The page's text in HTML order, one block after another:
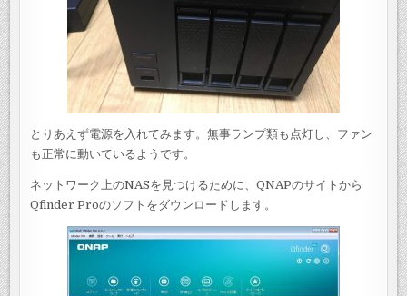
とりあえず電源を入れてみます。無事ランプ類も点灯し、ファン
も正常に動いているようです。
ネットワーク上のNASを見つけるために、QNAPのサイトから
Qfinder Proのソフトをダウンロードします。